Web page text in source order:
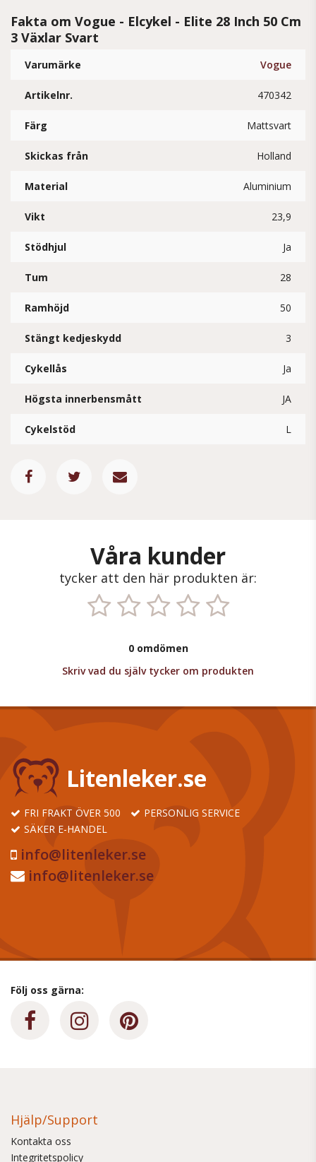
Fakta om Vogue - Elcykel - Elite 28 Inch 50 Cm
3 Växlar Svart
Varumärke Vogue
Artikelnr. 470342
Färg Mattsvart
Skickas från Holland
Material Aluminium
Vikt 23,9
Stödhjul Ja
Tum 28
Ramhöjd 50
Stängt kedjeskydd 3
Cykellås Ja
Högsta innerbensmått JA
Cykelstöd L
Våra kunder
tycker att den här produkten är:
0 omdömen
Skriv vad du själv tycker om produkten
Litenleker.se
FRI FRAKT ÖVER 500
PERSONLIG SERVICE
SÄKER E-HANDEL
info@litenleker.se
info@litenleker.se
Följ oss gärna:
Hjälp/Support
Kontakta oss
Integritetspolicy